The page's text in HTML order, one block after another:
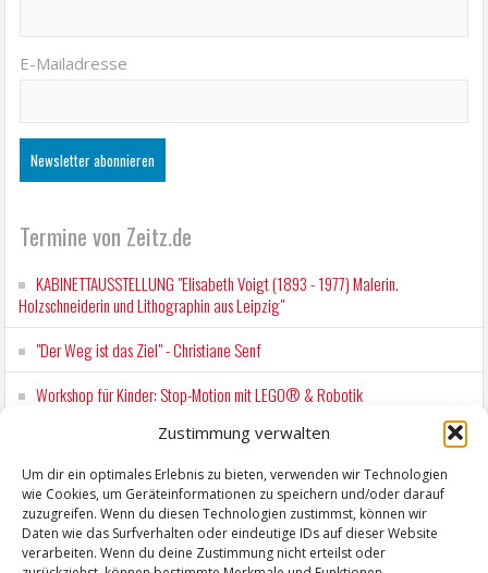
Zustimmung verwalten
Um dir ein optimales Erlebnis zu bieten, verwenden wir Technologien
wie Cookies, um Geräteinformationen zu speichern und/oder darauf
zuzugreifen. Wenn du diesen Technologien zustimmst, können wir
Daten wie das Surfverhalten oder eindeutige IDs auf dieser Website
verarbeiten. Wenn du deine Zustimmung nicht erteilst oder
E-Mailadresse
Termine von Zeitz.de
KABINETTAUSSTELLUNG "Elisabeth Voigt (1893 - 1977) Malerin.
Holzschneiderin und Lithographin aus Leipzig"
"Der Weg ist das Ziel" - Christiane Senf
Workshop für Kinder: Stop-Motion mit LEGO® & Robotik
EINFACH LESEN im August 2026 H.P. Richter - DAMALS WAR ES FRIEDRICH
Lesung in Einfacher Sprache